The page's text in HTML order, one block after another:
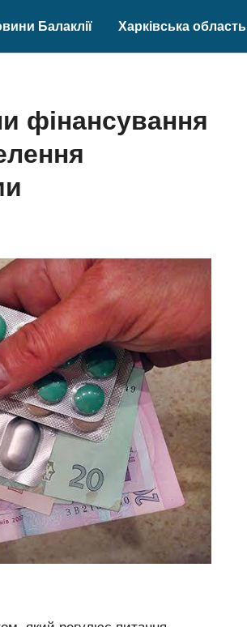
Балаклії Харківська область
фінансування